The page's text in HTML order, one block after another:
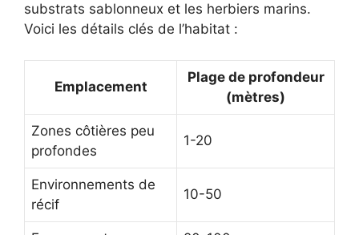
substrats sablonneux et les herbiers marins.
Voici les détails clés de l’habitat :
Emplacement
Plage de profondeur
(mètres)
Zones côtières peu
profondes
1-20
Environnements de
récif
10-50